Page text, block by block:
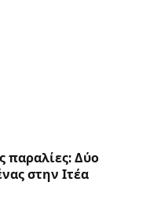
παραλίες: Δύο
στην Ιτέα